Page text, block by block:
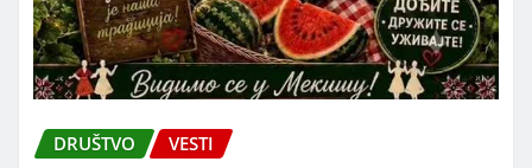
DRUŠTVO VESTI